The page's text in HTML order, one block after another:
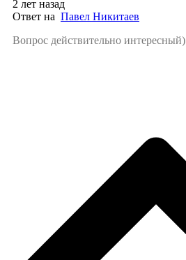
2 лет назад
Ответ на Павел Никитаев
Вопрос действительно интересный)